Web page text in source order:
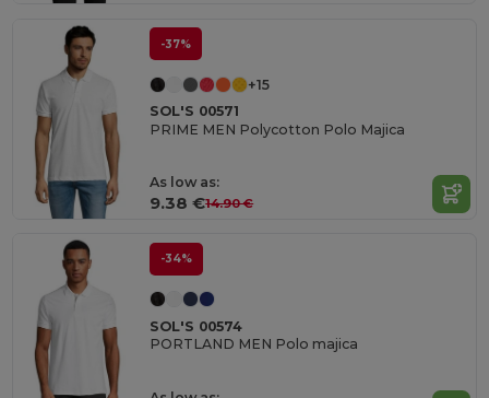
-37%
+15
SOL'S 00571
PRIME MEN Polycotton Polo Majica
As low as:
9.38 €14.90 €
-34%
SOL'S 00574
PORTLAND MEN Polo majica